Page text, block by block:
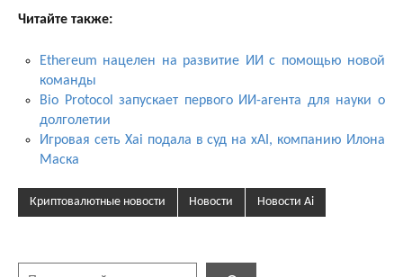
Читайте также:
Ethereum нацелен на развитие ИИ с помощью новой
команды
Bio Protocol запускает первого ИИ-агента для науки о
долголетии
Игровая сеть Xai подала в суд на xAI, компанию Илона
Маска
Криптовалютные новости Новости Новости Ai